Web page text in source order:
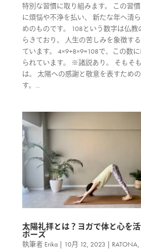
特別な習慣に取り組みます。 この習
に煩悩や不浄を払い、 新たな年へ清
めのものです。 108という数字は仏
らきており、 人生の苦しみを象徴す
ています。 4×9+8×9=108で、この数
られています。 ※諸説あり。 そもそ
は。 太陽への感謝と敬意を表すため
す。...
太陽礼拝とは？ヨガで体と心を
ポーズ
執筆者 Erika| 10月 12, 2023 | RATONA,